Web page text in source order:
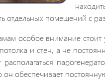
отдельных помещений с
особое внимание стоит
и стен, а не
обеспечивает